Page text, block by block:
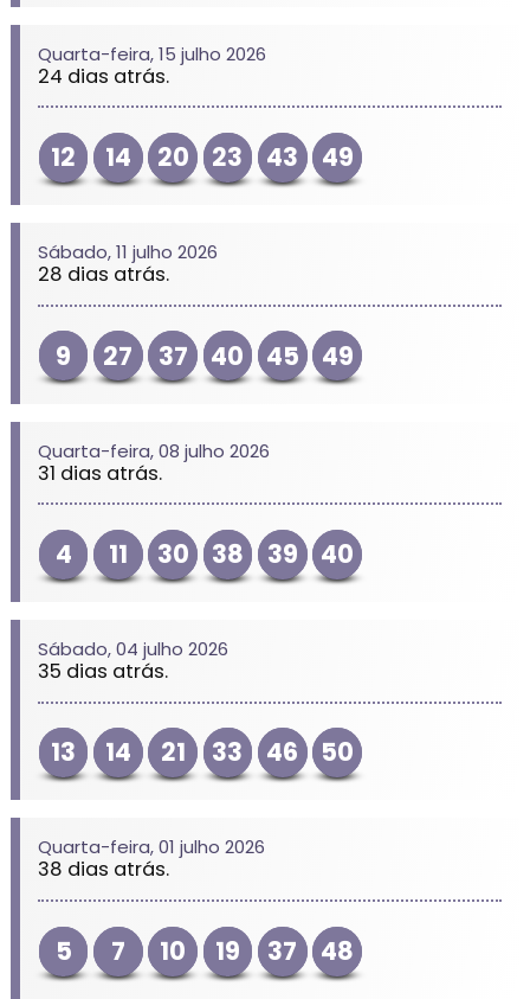
Quarta-feira, 15 julho 2026
24 dias atrás.
12 14 20 23 43 49
Sábado, 11 julho 2026
28 dias atrás.
9 27 37 40 45 49
Quarta-feira, 08 julho 2026
31 dias atrás.
4 11 30 38 39 40
Sábado, 04 julho 2026
35 dias atrás.
13 14 21 33 46 50
Quarta-feira, 01 julho 2026
38 dias atrás.
5 7 10 19 37 48